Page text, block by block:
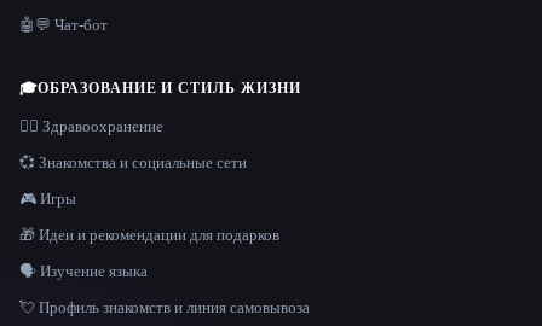
🤖💬 Чат-бот
🎓ОБРАЗОВАНИЕ И СТИЛЬ ЖИЗНИ
👩‍⚕️ Здравоохранение
💞 Знакомства и социальные сети
🎮 Игры
🎁 Идеи и рекомендации для подарков
🗣️ Изучение языка
💘 Профиль знакомств и линия самовывоза